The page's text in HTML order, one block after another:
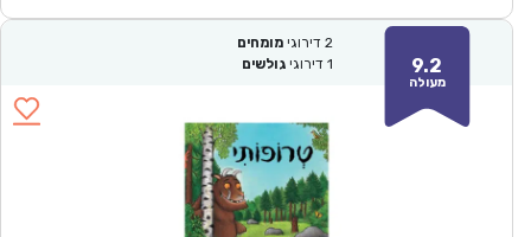
9.2
מעולה
2 דירוגי מומחים
1 דירוגי גולשים